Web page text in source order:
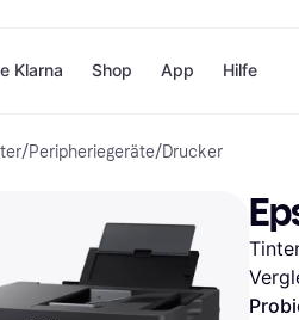
Klarna
Zahlungsmethoden
Bezahle in 3
Teilzahlungen
Bezahle in bis zu 30
Tagen
Shop
Shops
H&M
Temu
App Hilfe
/Peripheriegeräte/Drucker